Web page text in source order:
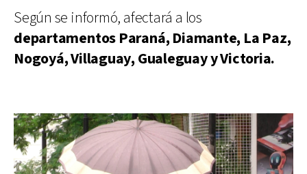
Según se informó, afectará a los
departamentos Paraná, Diamante, La Paz,
Nogoyá, Villaguay, Gualeguay y Victoria.